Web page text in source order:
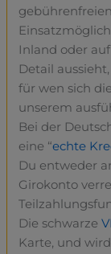
Inland oder
Detail
für wen sich
unserem
Bei der
eine “echte
Du entweder
Girokonto
Die schwarze
Karte, und